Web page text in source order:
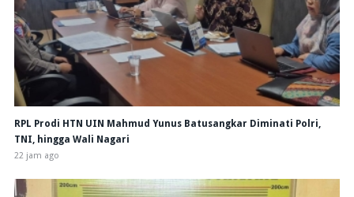
RPL Prodi HTN UIN Mahmud Yunus Batusangkar Diminati Polri,
TNI, hingga Wali Nagari
22 jam ago